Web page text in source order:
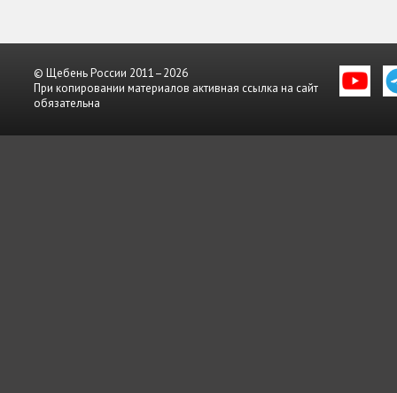
© Щебень России 2011–2026
При копировании материалов активная ссылка на сайт
обязательна